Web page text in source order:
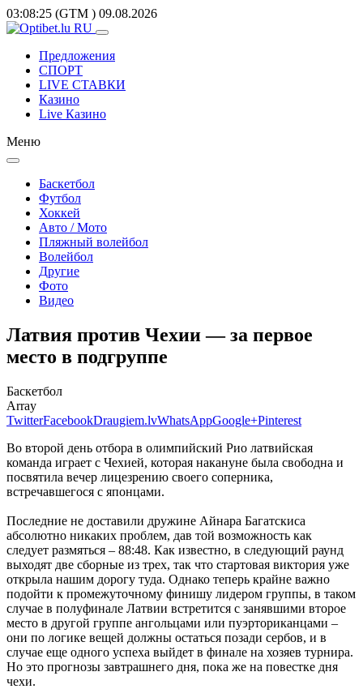
03:08:25 (GTM ) 09.08.2026
Предложения
СПОРТ
LIVE СТАВКИ
Казино
Live Казино
Меню
Баскетбол
Футбол
Хоккей
Авто / Мото
Пляжный волейбол
Волейбол
Другие
Фото
Видео
Латвия против Чехии — за первое
место в подгруппе
Баскетбол
Array
TwitterFacebookDraugiem.lvWhatsAppGoogle+Pinterest
Во второй день отбора в олимпийский Рио латвийская
команда играет с Чехией, которая накануне была свободна и
посвятила вечер лицезрению своего соперника,
встречавшегося с японцами.
Последние не доставили дружине Айнара Багатскиса
абсолютно никаких проблем, дав той возможность как
следует размяться – 88:48. Как известно, в следующий раунд
выходят две сборные из трех, так что стартовая виктория уже
открыла нашим дорогу туда. Однако теперь крайне важно
подойти к промежуточному финишу лидером группы, в таком
случае в полуфинале Латвии встретится с занявшими второе
место в другой группе ангольцами или пуэрториканцами –
они по логике вещей должны остаться позади сербов, и в
случае еще одного успеха выйдет в финале на хозяев турнира.
Но это прогнозы завтрашнего дня, пока же на повестке дня
чехи.